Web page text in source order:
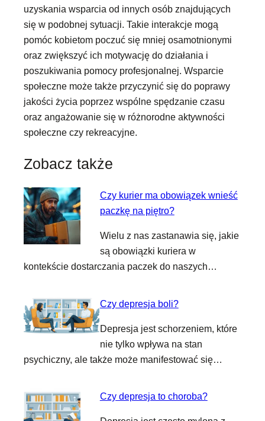
uzyskania wsparcia od innych osób znajdujących
się w podobnej sytuacji. Takie interakcje mogą
pomóc kobietom poczuć się mniej osamotnionymi
oraz zwiększyć ich motywację do działania i
poszukiwania pomocy profesjonalnej. Wsparcie
społeczne może także przyczynić się do poprawy
jakości życia poprzez wspólne spędzanie czasu
oraz angażowanie się w różnorodne aktywności
społeczne czy rekreacyjne.
Zobacz także
Czy kurier ma obowiązek wnieść
paczkę na piętro?
Wielu z nas zastanawia się, jakie
są obowiązki kuriera w
kontekście dostarczania paczek do naszych…
Czy depresja boli?
Depresja jest schorzeniem, które
nie tylko wpływa na stan
psychiczny, ale także może manifestować się…
Czy depresja to choroba?